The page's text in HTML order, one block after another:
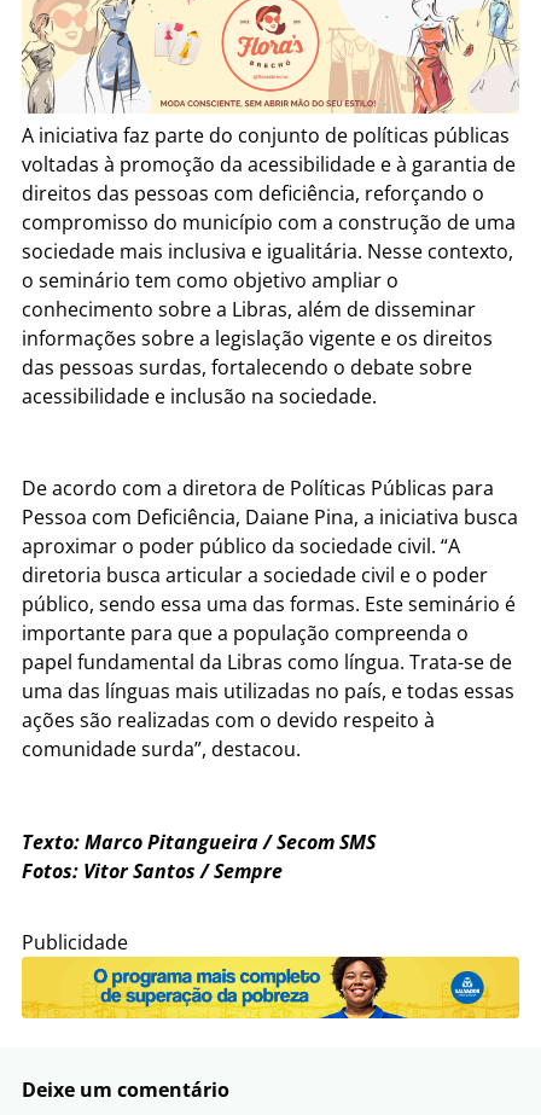
A iniciativa faz parte do conjunto de políticas públicas
voltadas à promoção da acessibilidade e à garantia de
direitos das pessoas com deficiência, reforçando o
compromisso do município com a construção de uma
sociedade mais inclusiva e igualitária. Nesse contexto,
o seminário tem como objetivo ampliar o
conhecimento sobre a Libras, além de disseminar
informações sobre a legislação vigente e os direitos
das pessoas surdas, fortalecendo o debate sobre
acessibilidade e inclusão na sociedade.
De acordo com a diretora de Políticas Públicas para
Pessoa com Deficiência, Daiane Pina, a iniciativa busca
aproximar o poder público da sociedade civil. “A
diretoria busca articular a sociedade civil e o poder
público, sendo essa uma das formas. Este seminário é
importante para que a população compreenda o
papel fundamental da Libras como língua. Trata-se de
uma das línguas mais utilizadas no país, e todas essas
ações são realizadas com o devido respeito à
comunidade surda”, destacou.
Texto: Marco Pitangueira / Secom SMS
Fotos: Vitor Santos / Sempre
Publicidade
Deixe um comentário